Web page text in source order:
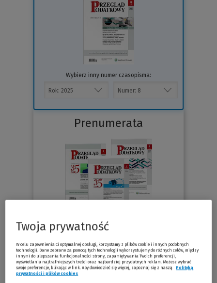
do
Wybierz inny numer czasopisma:
Prenumerata
Sprawdź
Twoja prywatność
W celu zapewnienia Ci optymalnej obsługi, korzystamy z plików cookie i innych podobnych
technologii. Dane zebrane za pomocą tych technologii wykorzystujemy do różnych celów, między
innymi do ulepszania funkcjonalności strony, zapamiętywania Twoich preferencji,
wyświetlania najtrafniejszych treści oraz najbardziej przydatnych reklam. Możesz wybrać
swoje preferencje, klikając w link. Aby dowiedzieć się więcej, zapoznaj się z naszą
Polityką
prywatności i plików cookies